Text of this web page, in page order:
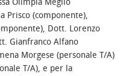
Olimpia Meglio
Prisco (componente),
Dott. Lorenzo
Gianfranco Alfano
Morgese (personale T/A)
T/A), e per la